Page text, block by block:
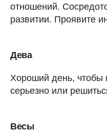
отношений.
развитии. Проявите
Дева
Хороший день, чтобы
серьезно или
Весы